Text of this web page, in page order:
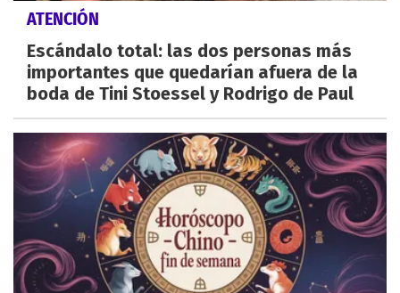
ATENCIÓN
Escándalo total: las dos personas más
importantes que quedarían afuera de la
boda de Tini Stoessel y Rodrigo de Paul